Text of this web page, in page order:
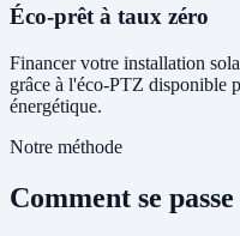
Éco-prêt à taux zéro
Financer votre installation
grâce à l'éco-PTZ disponible
énergétique.
Notre méthode
Comment se